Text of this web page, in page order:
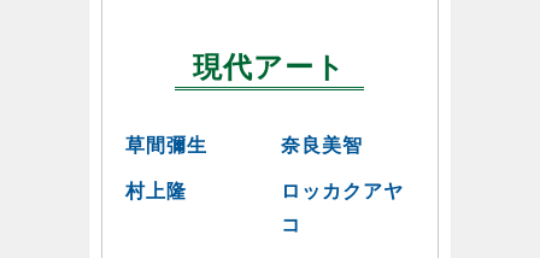
現代アート
草間彌生 奈良美智
村上隆
ロッカクアヤ
コ